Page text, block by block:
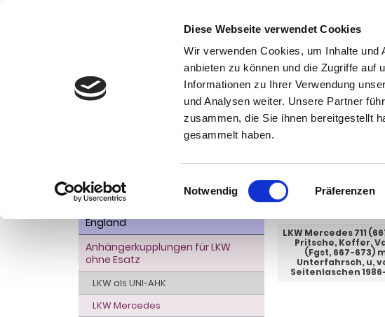
Diese Webseite verwendet Cookies
Wir verwenden Cookies, um Inhalte
anbieten zu können und die Zugriffe auf
Informationen zu Ihrer Verwendung
und Analysen weiter. Unsere Partner
zusammen, die Sie ihnen bereitgestellt
gesammelt haben.
Einwilligungsauswahl
Notwendig Präferenzen
Kontakt 0
WEITERE
LKW Mercedes 711
Pritsche, Koffer,
(Fgst, 667-673)
Unterfahrsch, u,
Seitenlaschen
Kategorien
AHK- Zubehör, Ersatzteile
Anhängerkupplungen für
England
Anhängerkupplungen für LKW
ohne Esatz
LKW als UNI-AHK
LKW Mercedes